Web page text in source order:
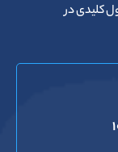
کارکنان با هوش مصنوعی و ۱۰ تحول کلیدی در